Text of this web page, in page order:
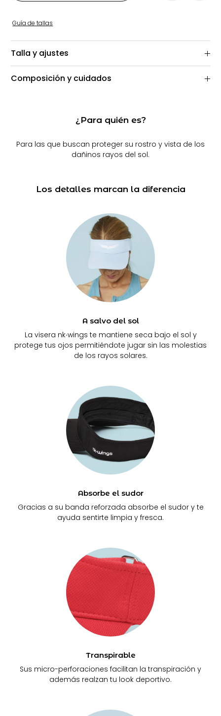
Guía de tallas
Talla y ajustes
Composición y cuidados
¿Para quién es?
Para las que buscan proteger su rostro y vista de los
dañinos rayos del sol.
Los detalles marcan la diferencia
A salvo del sol
La visera nk∙wings te mantiene seca bajo el sol y
protege tus ojos permitiéndote jugar sin las molestias
de los rayos solares.
Absorbe el sudor
Gracias a su banda reforzada absorbe el sudor y te
ayuda sentirte limpia y fresca.
Transpirable
Sus micro-perforaciones facilitan la transpiración y
además realzan tu look deportivo.